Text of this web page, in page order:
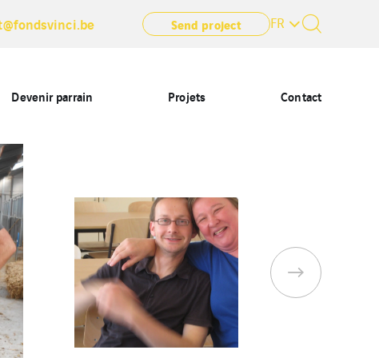
Send project FR
Devenir parrain Projets Contact